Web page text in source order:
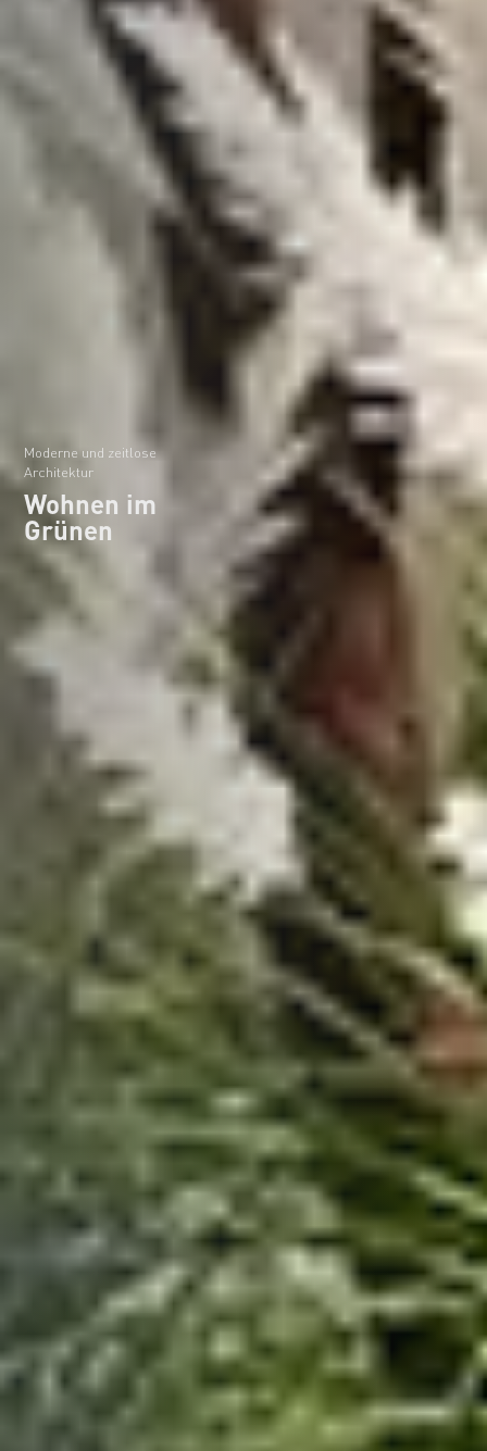
Moderne und zeitlose
Architektur
Wohnen im
Grünen